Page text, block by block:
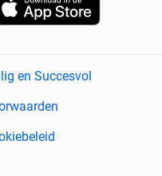
en Succesvol